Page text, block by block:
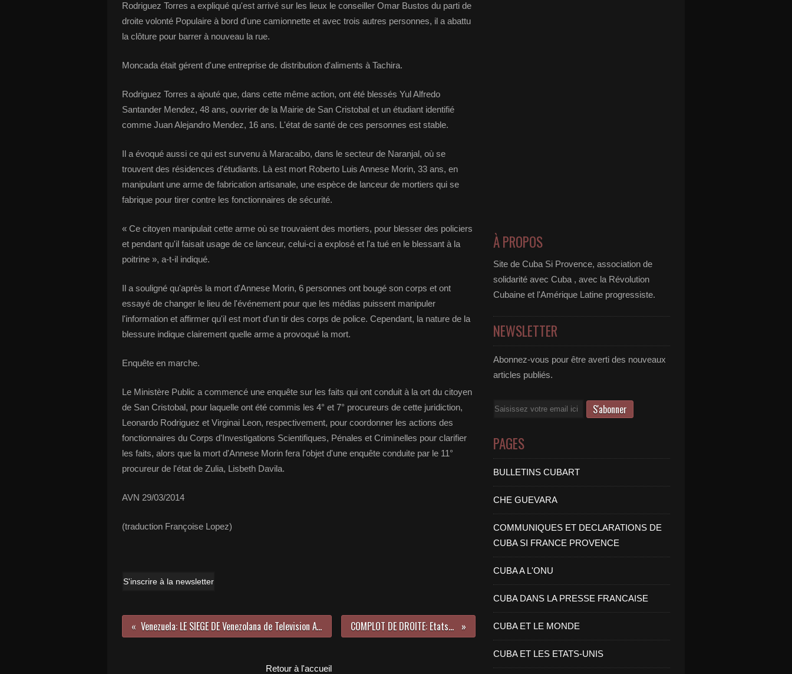
Rodriguez Torres a expliqué qu'est arrivé sur les lieux le conseiller Omar Bustos du parti de
droite volonté Populaire à bord d'une camionnette et avec trois autres personnes, il a abattu
la clôture pour barrer à nouveau la rue.
Moncada était gérent d'une entreprise de distribution d'aliments à Tachira.
Rodriguez Torres a ajouté que, dans cette même action, ont été blessés Yul Alfredo
Santander Mendez, 48 ans, ouvrier de la Mairie de San Cristobal et un étudiant identifié
comme Juan Alejandro Mendez, 16 ans. L'état de santé de ces personnes est stable.
Il a évoqué aussi ce qui est survenu à Maracaibo, dans le secteur de Naranjal, où se
trouvent des résidences d'étudiants. Là est mort Roberto Luis Annese Morin, 33 ans, en
manipulant une arme de fabrication artisanale, une espèce de lanceur de mortiers qui se
fabrique pour tirer contre les fonctionnaires de sécurité.
« Ce citoyen manipulait cette arme où se trouvaient des mortiers, pour blesser des policiers
et pendant qu'il faisait usage de ce lanceur, celui-ci a explosé et l'a tué en le blessant à la
poitrine », a-t-il indiqué.
Il a souligné qu'après la mort d'Annese Morin, 6 personnes ont bougé son corps et ont
essayé de changer le lieu de l'événement pour que les médias puissent manipuler
l'information et affirmer qu'il est mort d'un tir des corps de police. Cependant, la nature de la
blessure indique clairement quelle arme a provoqué la mort.
Enquête en marche.
Le Ministère Public a commencé une enquête sur les faits qui ont conduit à la ort du citoyen
de San Cristobal, pour laquelle ont été commis les 4° et 7° procureurs de cette juridiction,
Leonardo Rodriguez et Virginai Leon, respectivement, pour coordonner les actions des
fonctionnaires du Corps d'Investigations Scientifiques, Pénales et Criminelles pour clarifier
les faits, alors que la mort d'Annese Morin fera l'objet d'une enquête conduite par le 11°
procureur de l'état de Zulia, Lisbeth Davila.
AVN 29/03/2014
(traduction Françoise Lopez)
S'inscrire à la newsletter
Venezuela: LE SIEGE DE Venezolana de Television ATTAQUE PAR DES GROUPES FASCISTES COMPLOT DE DROITE: Etats-Unis CONTRE Venezuela
Retour à l'accueil
À PROPOS
Site de Cuba Si Provence, association de
solidarité avec Cuba , avec la Révolution
Cubaine et l'Amérique Latine progressiste.
NEWSLETTER
Abonnez-vous pour être averti des nouveaux
articles publiés.
Email
PAGES
BULLETINS CUBART
CHE GUEVARA
COMMUNIQUES ET DECLARATIONS DE
CUBA SI FRANCE PROVENCE
CUBA A L'ONU
CUBA DANS LA PRESSE FRANCAISE
CUBA ET LE MONDE
CUBA ET LES ETATS-UNIS